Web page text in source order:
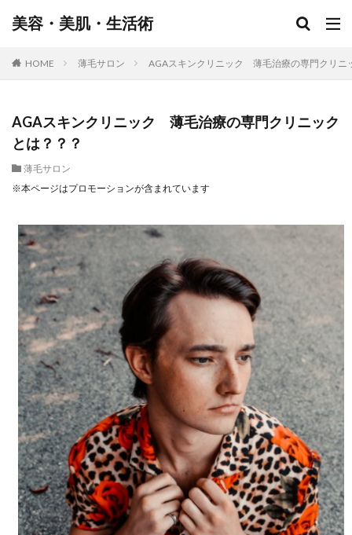
美容・美肌・生活術
HOME 薄毛サロン AGAスキンクリニック 薄毛治療の専門クリニ
AGAスキンクリニック 薄毛治療の専門クリニック
とは？？？
薄毛サロン
※本ページはプロモーションが含まれています